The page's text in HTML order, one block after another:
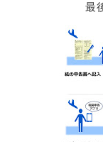
最